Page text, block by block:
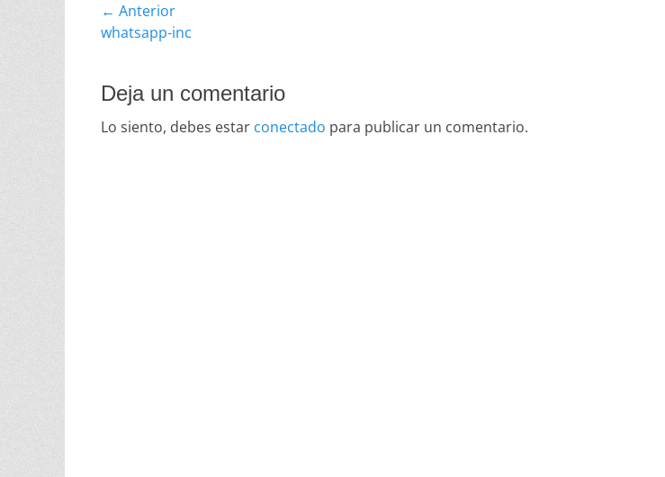
Navegación
de
entradas
← Anterior
Entrada
whatsapp-inc
Deja un comentario
Lo siento, debes estar conectado para publicar un comentario.